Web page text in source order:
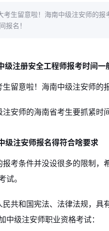
考生留意啦！海南中级注安师的
报名！
级注册安全工程师报考时间一
生留意啦！海南中级注安师的
安师的海南省考生要抓紧时
级注安师报名得符合啥要求
报考条件并没设很多的限制，
试。
民共和国宪法、法律法规，
中级注安师职业资格考试：